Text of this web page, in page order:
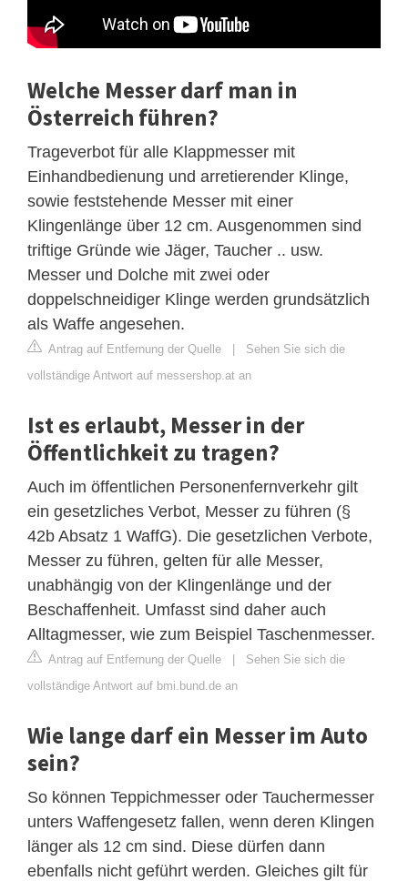
Welche Messer darf man in
Österreich führen?
Trageverbot für alle Klappmesser mit
Einhandbedienung und arretierender Klinge,
sowie feststehende Messer mit einer
Klingenlänge über 12 cm. Ausgenommen sind
triftige Gründe wie Jäger, Taucher .. usw.
Messer und Dolche mit zwei oder
doppelschneidiger Klinge werden grundsätzlich
als Waffe angesehen.
Antrag auf Entfernung der Quelle | Sehen Sie sich die
vollständige Antwort auf messershop.at an
Ist es erlaubt, Messer in der
Öffentlichkeit zu tragen?
Auch im öffentlichen Personenfernverkehr gilt
ein gesetzliches Verbot, Messer zu führen (§
42b Absatz 1 WaffG). Die gesetzlichen Verbote,
Messer zu führen, gelten für alle Messer,
unabhängig von der Klingenlänge und der
Beschaffenheit. Umfasst sind daher auch
Alltagmesser, wie zum Beispiel Taschenmesser.
Antrag auf Entfernung der Quelle | Sehen Sie sich die
vollständige Antwort auf bmi.bund.de an
Wie lange darf ein Messer im Auto
sein?
So können Teppichmesser oder Tauchermesser
unters Waffengesetz fallen, wenn deren Klingen
länger als 12 cm sind. Diese dürfen dann
ebenfalls nicht geführt werden. Gleiches gilt für